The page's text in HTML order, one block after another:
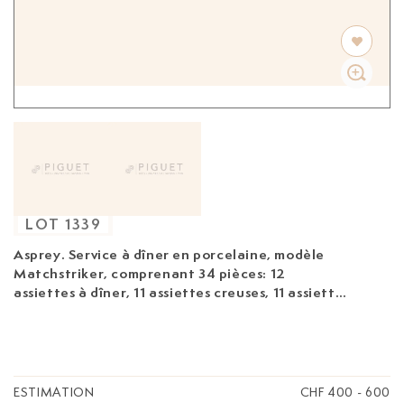
Asprey. Service à dîner en porcelaine, modèle
Matchstriker, comprenant 34 pièces: 12
assiettes à dîner, 11 assiettes creuses, 11 assiettes
LOT 1339
ESTIMATION CHF 400 - 600